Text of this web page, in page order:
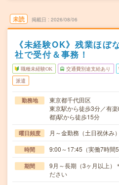
未読 掲載日 2026/08/06
《未経験OK》残業ほぼ
社で受付＆事務！
職種未経験OK 交通費別途支給あり
派遣
勤務地
東京都千代田区
東京駅から徒歩3分／有
都)駅から徒歩15分
曜日頻度 月～金勤務（土日祝休み）
時間 9:00～17:45（実働7時間
期間
9月～長期（3ヶ月以上）
ださい